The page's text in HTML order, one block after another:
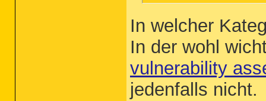
In welcher
In der wohl
vulnerability
jedenfalls nicht.